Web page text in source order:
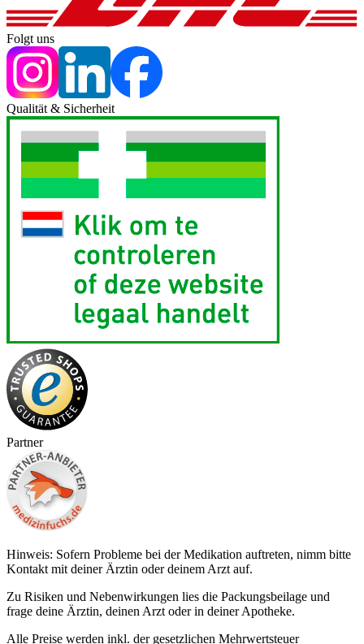
Folgt uns
Qualität & Sicherheit
Partner
Hinweis: Sofern Probleme bei der Medikation auftreten, nimm bitte
Kontakt mit deiner Ärztin oder deinem Arzt auf.
Zu Risiken und Nebenwirkungen lies die Packungsbeilage und
frage deine Ärztin, deinen Arzt oder in deiner Apotheke.
Alle Preise werden inkl. der gesetzlichen Mehrwertsteuer